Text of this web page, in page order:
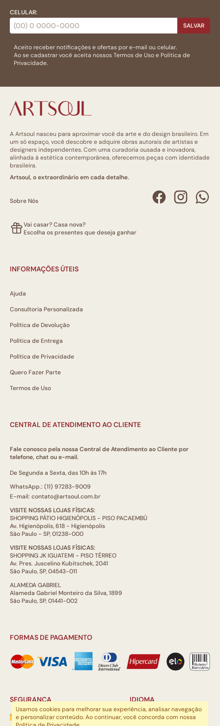
CELULAR:
SALVAR
Aceito receber notificações e ofertas por e-mail ou celular.
Ao se cadastrar você aceita nossosTermos de Usoe Politica de
Privacidade.
A Artsoul nasceu para aproximar você da arte e do design brasileiro. Em
um só espaço, você descobre e adquire obras autorais de artistas e
designers independentes. Com uma curadoria ousada e inovadora,
alinhada à estética contemporânea, oferecemos peças com identidade
brasileira.
Artsoul, o extraordinário em cada detalhe.
Sobre Nós
Vai casar? Casa nova?
Escolha os presentes que deseja ganhar
INFORMAÇÕES ÚTEIS
Ajuda
Consultoria Personalizada
Política de Devolução
Política de Entrega
Política de Privacidade
Quero Fazer Parte
Termos de Uso
CENTRAL DE ATENDIMENTO AO CLIENTE
Fale conosco pela nossa Central de Atendimento ao Cliente por
telefone, chat ou e-mail.
De Segunda a Sexta, das 10h às 17h
WhatsApp.: (11) 97283-9009
E-mail: contato@artsoul.com.br
VISITE NOSSAS LOJAS FÍSICAS:
SHOPPING PÁTIO HIGIENÓPOLIS - PISO PACAEMBÚ
Av. Higienópolis, 618 - Higienópolis
São Paulo - SP, 01238-000
VISITE NOSSAS LOJAS FÍSICAS:
SHOPPING JK IGUATEMI - PISO TÉRREO
Av. Pres. Juscelino Kubitschek, 2041
São Paulo, SP, 04543-011
ALAMEDA GABRIEL
Alameda Gabriel Monteiro da Silva, 1899
São Paulo, SP, 01441-002
FORMAS DE PAGAMENTO
SEGURANÇA IDIOMA
Usamos cookies para melhorar sua experiência, analisar navegação
e personalizar conteúdo. Ao continuar, você concorda com nossa